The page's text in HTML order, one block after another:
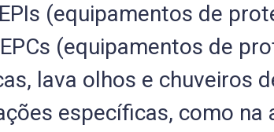
(equipamentos de
(equipamentos de
lava olhos e chuveiros
específicas, como